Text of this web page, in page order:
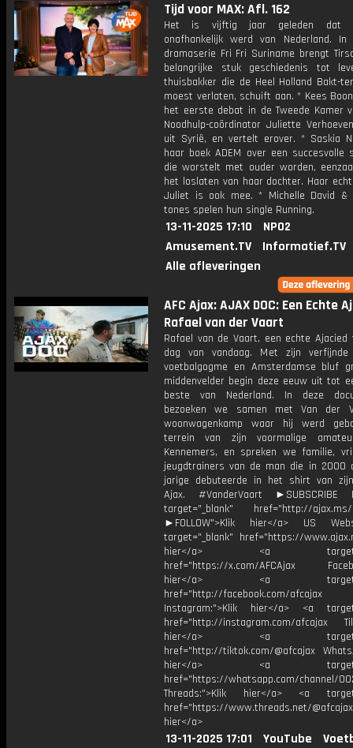
Tijd voor MAX: Afl. 162
Het is vijftig jaar geleden dat
onafhankelijk werd van Nederland. In
dramaserie Fri Fri Suriname brengt
belangrijke stuk geschiedenis tot
thuisbakker die de Heel Holland Bakt-
moest verlaten, schuift aan. * Kees
het eerste debat in de Tweede Kamer
Noodhulp-coördinator Juliette
uit Syrië, en vertelt erover. * Saskia
haar boek ADEM over een succesvolle
die worstelt met ouder worden,
het loslaten van haar dochter. Haar
Juliet is ook mee. * Michelle David &
tones spelen hun single Running.
13-11-2025 17:10
NPO2
Amusement.TV
Informatief.TV
Alle afleveringen
AFC Ajax: AJAX DOC: Een Echte
Rafael van der Vaart
Rafael van de Vaart, een echte
dag van vandaag. Met zijn verfijnde
voetbalgogme en Amsterdamse bluf
middenvelder begin deze eeuw uit tot
beste van Nederland. In deze
bezoeken we samen met Van der
woonwagenkamp waar hij werd
terrein van zijn voormalige
Kennemers, en spreken we familie,
jeugdtrainers van de man die in 2000
jarige debuteerde in het shirt van
Ajax. #VanderVaart ►SUBSCRIBE
target="_blank" href="http://ajax.ms/
►FOLLOW">Klik hier</a> US
target="_blank" href="https://
hier</a> <a
href="https://x.com/AFCAjax
hier</a> <a
href="http://facebook.com/afcajax
Instagram:">Klik hier</a> <a
href="http://instagram.com/afcajax
hier</a> <a
href="http://tiktok.com/@afcajax
hier</a> <a
href="https://whatsapp.com/channel/
Threads:">Klik hier</a> <a
href="https://www.threads.net/
hier</a>
13-11-2025 17:01 YouTube